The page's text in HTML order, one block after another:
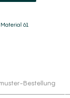
Material 61
Bestellung